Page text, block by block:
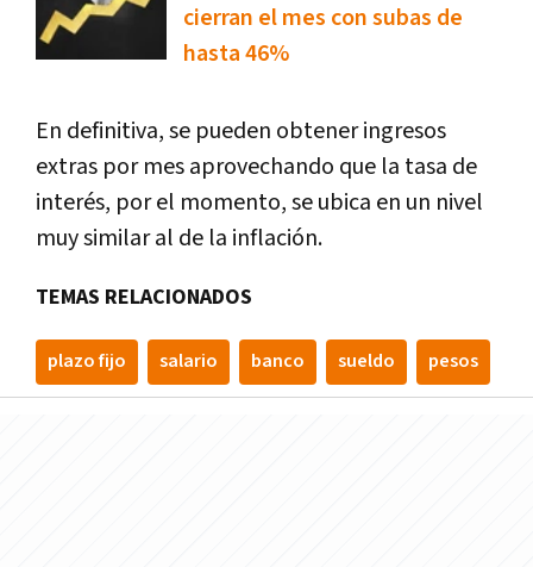
cierran el mes con subas de
hasta 46%
En definitiva, se pueden obtener ingresos
extras por mes aprovechando que la tasa de
interés, por el momento, se ubica en un nivel
muy similar al de la inflación.
TEMAS RELACIONADOS
plazo fijo salario banco sueldo pesos